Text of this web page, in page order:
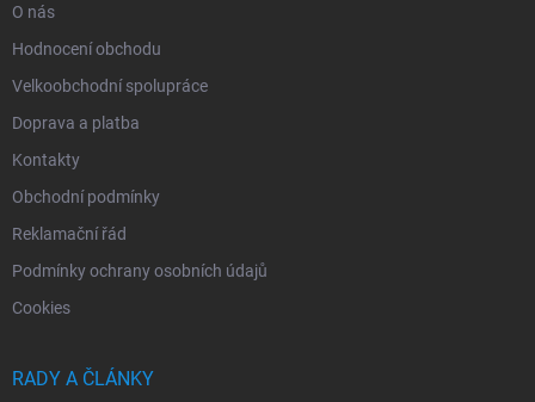
O nás
Hodnocení obchodu
Velkoobchodní spolupráce
Doprava a platba
Kontakty
Obchodní podmínky
Reklamační řád
Podmínky ochrany osobních údajů
Cookies
RADY A ČLÁNKY